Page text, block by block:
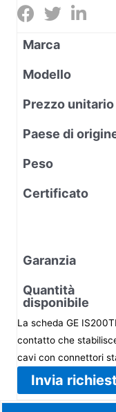
Marca
Modello
Prezzo unitario
Paese di
Peso
Certificato
Garanzia
Quantità
disponibile
La scheda GE
contatto che
cavi con connettori
Invia